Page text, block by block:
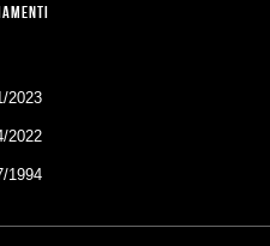
2023
2022
1994